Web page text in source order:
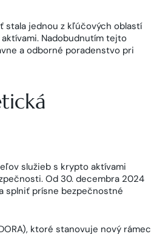
stala jednou z kľúčových oblastí
Nadobudnutím tejto
a odborné poradenstvo pri
služieb s krypto aktívami
Od 30. decembra 2024
splniť prísne bezpečnostné
ktoré stanovuje nový rámec